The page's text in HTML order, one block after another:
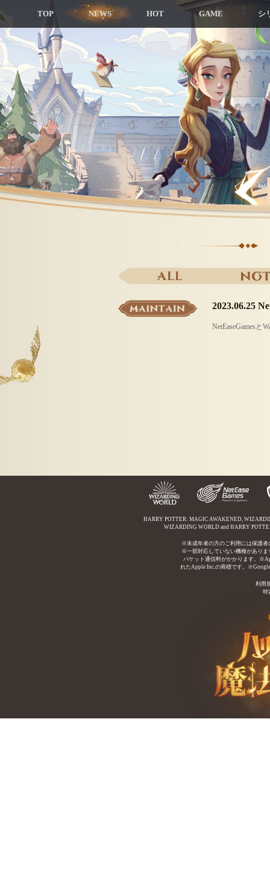
TOP NEWS HOT GAME シ
2023.06.25
HARRY POTTER: MAGIC AWAKENED,
WIZARDING WORLD and HARRY
※未成年者の方のご利用には保護
※一部対応していない機種があり
パケット通信料がかかります。
れたApple Inc.の商標です。
利用
特